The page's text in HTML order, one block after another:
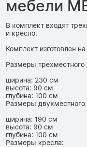
мебели
В комплект входят
и кресло.
Комплект изготовлен
Размеры трехместного
ширина: 230 см
высота: 90 см
глубина: 100 см
Размеры двухместного
ширина: 190 см
высота: 90 см
глубина: 100 см
Размеры кресла: